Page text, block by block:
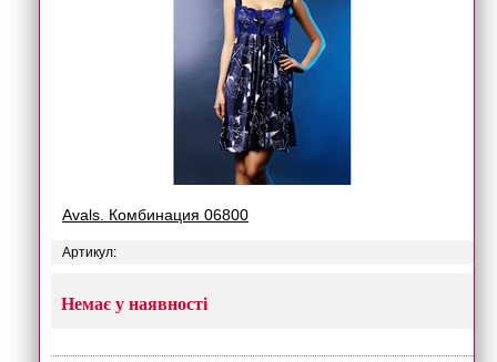
Avals. Комбинация 06800
Артикул:
Немає у наявності